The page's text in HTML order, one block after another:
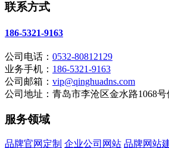
联系方式
186-5321-9163
公司电话： 0532-80812129
业务手机： 186-5321-9163
公司邮箱： vip@qinghuadns.com
公司地址：青岛市李沧区金水路1068
服务领域
品牌官网定制 企业公司网站 品牌网站